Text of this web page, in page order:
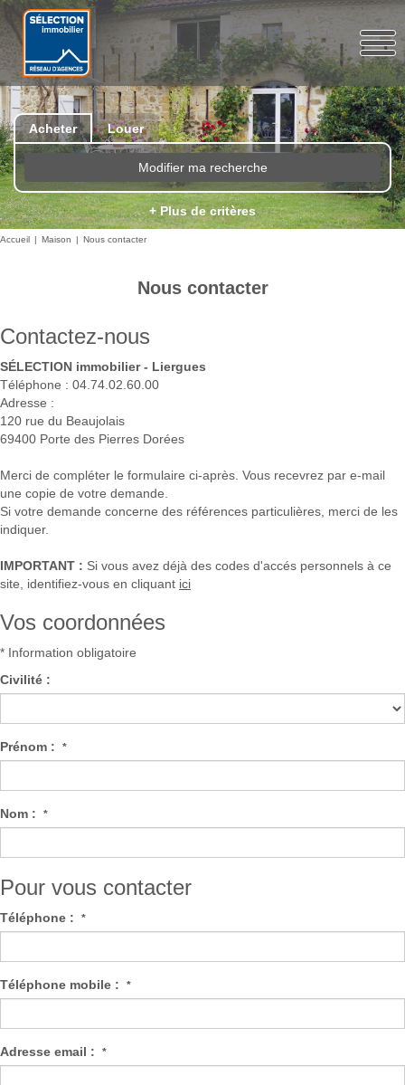
Acheter Louer
Modifier ma recherche
+ Plus de critères
Accueil Maison Nous contacter
Nous contacter
Contactez-nous
SÉLECTION immobilier - Liergues
Téléphone : 04.74.02.60.00
Adresse :
120 rue du Beaujolais
69400 Porte des Pierres Dorées
Merci de compléter le formulaire ci-après. Vous recevrez par e-mail
une copie de votre demande.
Si votre demande concerne des références particulières, merci de les
indiquer.
IMPORTANT : Si vous avez déjà des codes d'accés personnels à ce
site, identifiez-vous en cliquant ici
Vos coordonnées
* Information obligatoire
Civilité :
Prénom : *
Nom : *
Pour vous contacter
Téléphone : *
Téléphone mobile : *
Adresse email : *